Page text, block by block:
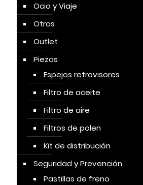
Ocio y Viaje
Otros
Outlet
Piezas
Espejos retrovisores
Filtro de aceite
Filtro de aire
Filtros de polen
Kit de distribución
Seguridad y Prevención
Pastillas de freno